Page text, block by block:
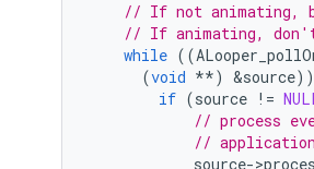
// If not animating,
// If animating,
while ((
(void **) &source))
if (source !=
// process
// application
source->